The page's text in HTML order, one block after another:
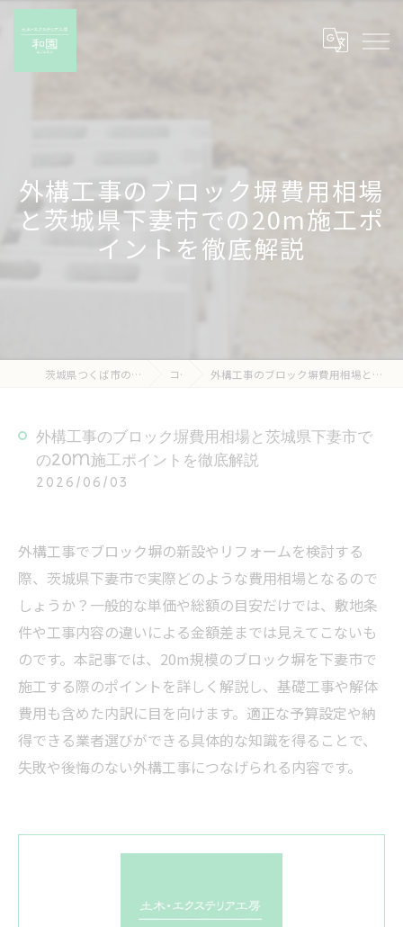
外構工事のブロック塀費用相場
と茨城県下妻市での20m施工ポ
イントを徹底解説
茨城県つくば市の外構工事なら有限会社和園 コラム 外構工事のブロック塀費用相場と茨城県下妻市での20m施工ポイントを徹底解説
外構工事のブロック塀費用相場と茨城県下妻市で
の20m施工ポイントを徹底解説
2026/06/03
外構工事でブロック塀の新設やリフォームを検討する
際、茨城県下妻市で実際どのような費用相場となるので
しょうか？一般的な単価や総額の目安だけでは、敷地条
件や工事内容の違いによる金額差までは見えてこないも
のです。本記事では、20m規模のブロック塀を下妻市で
施工する際のポイントを詳しく解説し、基礎工事や解体
費用も含めた内訳に目を向けます。適正な予算設定や納
得できる業者選びができる具体的な知識を得ることで、
失敗や後悔のない外構工事につなげられる内容です。